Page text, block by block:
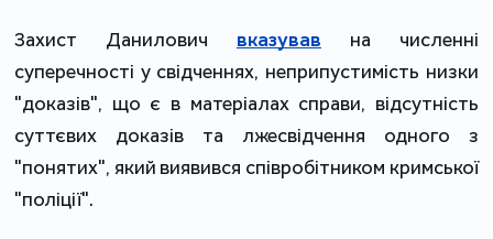
Захист Данилович вказував на численні
суперечності у свідченнях, неприпустимість низки
"доказів", що є в матеріалах справи, відсутність
суттєвих доказів та лжесвідчення одного з
"понятих", який виявився співробітником кримської
"поліції".